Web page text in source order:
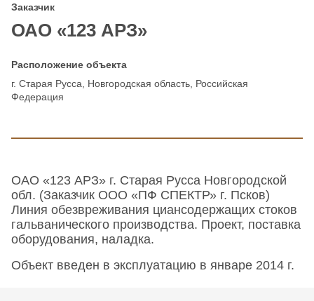
Заказчик
ОАО «123 АРЗ»
Расположение объекта
г. Старая Русса, Новгородская область, Российская
Федерация
ОАО «123 АРЗ» г. Старая Русса Новгородской
обл. (Заказчик ООО «ПФ СПЕКТР» г. Псков)
Линия обезвреживания циансодержащих стоков
гальванического производства. Проект, поставка
оборудования, наладка.
Объект введен в эксплуатацию в январе 2014 г.